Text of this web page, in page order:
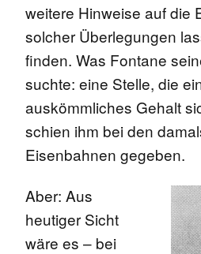
weitere Hinweise auf die
solcher Überlegungen
finden. Was Fontane
suchte: eine Stelle, die
auskömmliches Gehalt
schien ihm bei den
Eisenbahnen gegeben.
Aber: Aus
heutiger Sicht
wäre es – bei